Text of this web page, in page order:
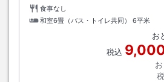
食事なし
和室6畳（バス・トイレ共同）
6平米
お
税込